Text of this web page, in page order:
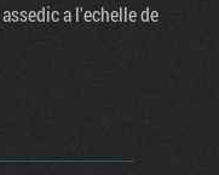
a l'echelle de